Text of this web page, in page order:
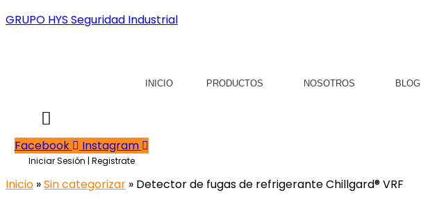
GRUPO HYS Seguridad Industrial
INICIO PRODUCTOS NOSOTROS BLOG
Facebook Instagram
Iniciar Sesión | Registrate
Inicio »Sin categorizar » Detector de fugas de refrigerante Chillgard® VRF